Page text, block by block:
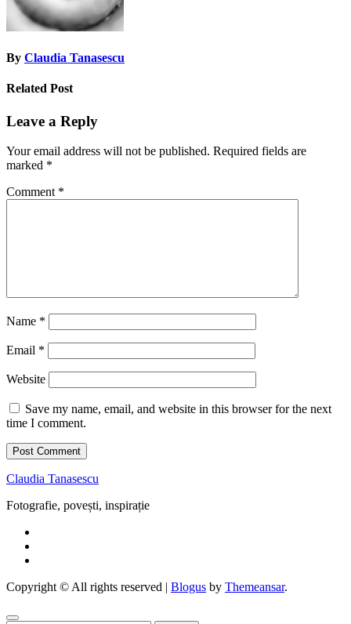
By Claudia Tanasescu
Related Post
Leave a Reply
Your email address will not be published. Required fields are
marked *
Comment *
Name *
Email *
Website
Save my name, email, and website in this browser for the next
time I comment.
Claudia Tanasescu
Fotografie, povești, inspirație
Copyright © All rights reserved | Blogus by Themeansar.